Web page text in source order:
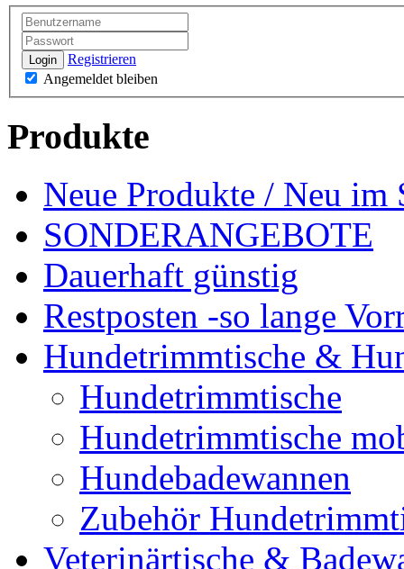
Login
Registrieren
Angemeldet bleiben
Produkte
Neue Produkte / Neu im
SONDERANGEBOTE
Dauerhaft günstig
Restposten -so lange
Hundetrimmtische &
Hundetrimmtische
Hundetrimmtische
Hundebadewannen
Zubehör
Veterinärtische &